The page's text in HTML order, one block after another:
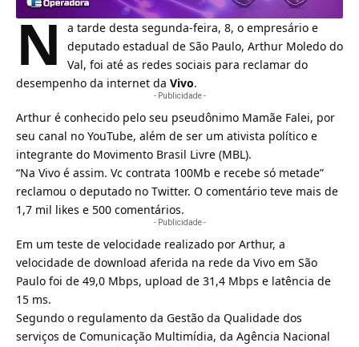
N a tarde desta segunda-feira, 8, o empresário e
deputado estadual de São Paulo, Arthur Moledo do
Val, foi até as redes sociais para reclamar do
desempenho da internet da Vivo.
- Publicidade -
Arthur é conhecido pelo seu pseudônimo Mamãe Falei, por
seu canal no YouTube, além de ser um ativista político e
integrante do Movimento Brasil Livre (MBL).
“Na Vivo é assim. Vc contrata 100Mb e recebe só metade”
reclamou o deputado no Twitter. O comentário teve mais de
1,7 mil likes e 500 comentários.
- Publicidade -
Em um teste de velocidade realizado por Arthur, a
velocidade de download aferida na rede da Vivo em São
Paulo foi de 49,0 Mbps, upload de 31,4 Mbps e latência de
15 ms.
Segundo o regulamento da Gestão da Qualidade dos
serviços de Comunicação Multimídia, da Agência Nacional